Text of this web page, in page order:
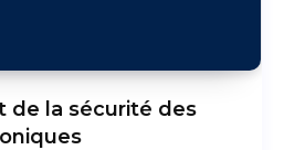
de la sécurité des